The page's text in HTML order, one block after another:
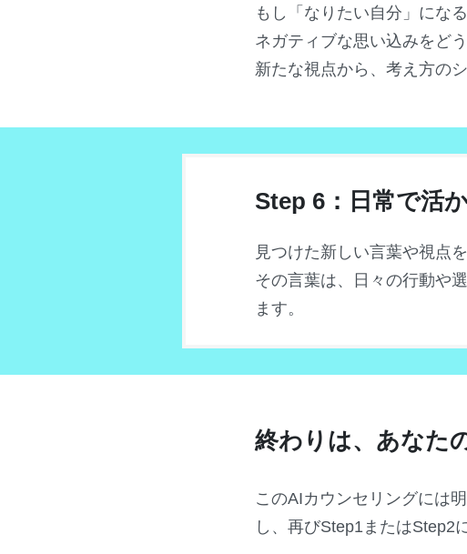
もし「なりたい自分」にな
ネガティブな思い込みをど
新たな視点から、考え方の
Step 6：日常で活
見つけた新しい言葉や視点
その言葉は、日々の行動や
ます。
終わりは、あなた
このAIカウンセリングには
し、再びStep1またはStep2